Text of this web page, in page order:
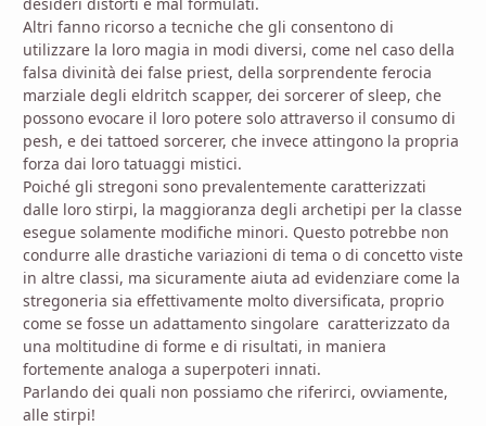
Altri fanno ricorso a tecniche che gli consentono di
utilizzare la loro magia in modi diversi, come nel caso della
falsa divinità dei false priest, della sorprendente ferocia
marziale degli eldritch scapper, dei sorcerer of sleep, che
possono evocare il loro potere solo attraverso il consumo di
pesh, e dei tattoed sorcerer, che invece attingono la propria
forza dai loro tatuaggi mistici.
Poiché gli stregoni sono prevalentemente caratterizzati
dalle loro stirpi, la maggioranza degli archetipi per la classe
esegue solamente modifiche minori. Questo potrebbe non
condurre alle drastiche variazioni di tema o di concetto viste
in altre classi, ma sicuramente aiuta ad evidenziare come la
stregoneria sia effettivamente molto diversificata, proprio
come se fosse un adattamento singolare caratterizzato da
una moltitudine di forme e di risultati, in maniera
fortemente analoga a superpoteri innati.
Parlando dei quali non possiamo che riferirci, ovviamente,
alle stirpi!